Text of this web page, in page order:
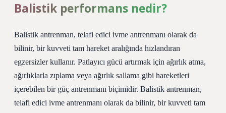
Balistik performans nedir?
Balistik antrenman, telafi edici ivme antrenmanı olarak da
bilinir, bir kuvveti tam hareket aralığında hızlandıran
egzersizler kullanır. Patlayıcı gücü artırmak için ağırlık atma,
ağırlıklarla zıplama veya ağırlık sallama gibi hareketleri
içerebilen bir güç antrenmanı biçimidir. Balistik antrenman,
telafi edici ivme antrenmanı olarak da bilinir, bir kuvveti tam